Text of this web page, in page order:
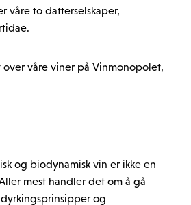
våre to datterselskaper,
over våre viner på Vinmonopolet,
og biodynamisk vin er ikke en
mest handler det om å gå
og